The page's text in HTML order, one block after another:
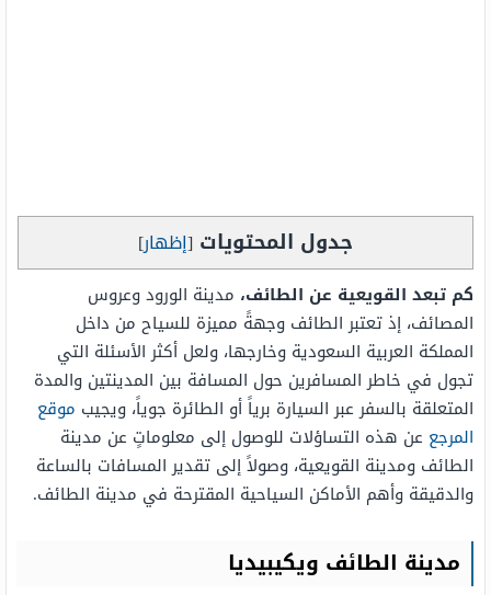
جدول المحتويات [إظهار]
كم تبعد القويعية عن الطائف، مدينة الورود وعروس
المصائف، إذ تعتبر الطائف وجهةً مميزة للسياح من داخل
المملكة العربية السعودية وخارجها، ولعل أكثر الأسئلة التي
تجول في خاطر المسافرين حول المسافة بين المدينتين والمدة
المتعلقة بالسفر عبر السيارة برياً أو الطائرة جوياً، ويجيب موقع
المرجع عن هذه التساؤلات للوصول إلى معلوماتٍ عن مدينة
الطائف ومدينة القويعية، وصولاً إلى تقدير المسافات بالساعة
والدقيقة وأهم الأماكن السياحية المقترحة في مدينة الطائف.
مدينة الطائف ويكيبيديا